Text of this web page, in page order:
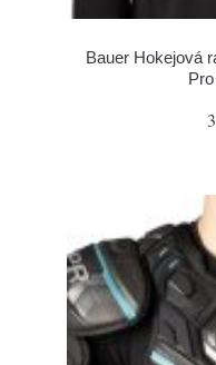
Bauer Hokejová